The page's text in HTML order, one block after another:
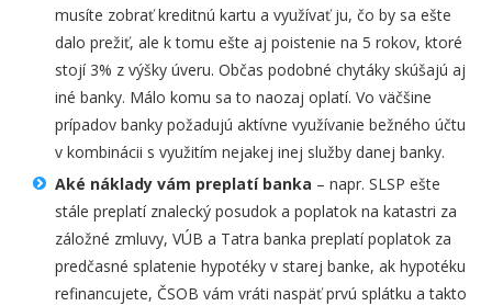
musíte zobrať kreditnú kartu a využívať ju, čo by sa ešte
dalo prežiť, ale k tomu ešte aj poistenie na 5 rokov, ktoré
stojí 3% z výšky úveru. Občas podobné chytáky skúšajú aj
iné banky. Málo komu sa to naozaj oplatí. Vo väčšine
prípadov banky požadujú aktívne využívanie bežného účtu
v kombinácii s využitím nejakej inej služby danej banky.
Aké náklady vám preplatí banka – napr. SLSP ešte
stále preplatí znalecký posudok a poplatok na katastri za
záložné zmluvy, VÚB a Tatra banka preplatí poplatok za
predčasné splatenie hypotéky v starej banke, ak hypotéku
refinancujete, ČSOB vám vráti naspäť prvú splátku a takto